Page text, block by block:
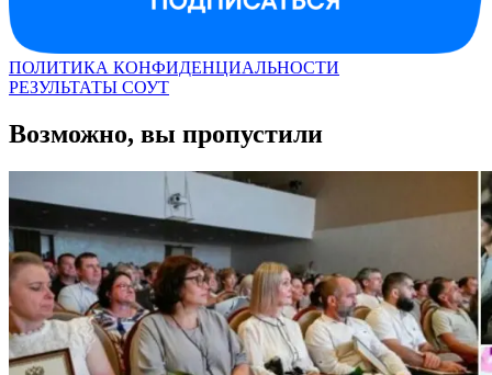
ПОЛИТИКА КОНФИДЕНЦИАЛЬНОСТИ
РЕЗУЛЬТАТЫ СОУТ
Возможно, вы пропустили